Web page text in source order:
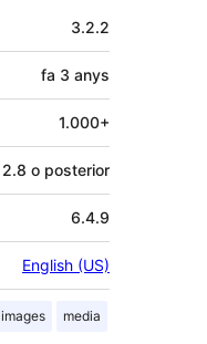
3.2.2
fa 3 anys
1.000+
2.8 o posterior
6.4.9
English (US)
images media